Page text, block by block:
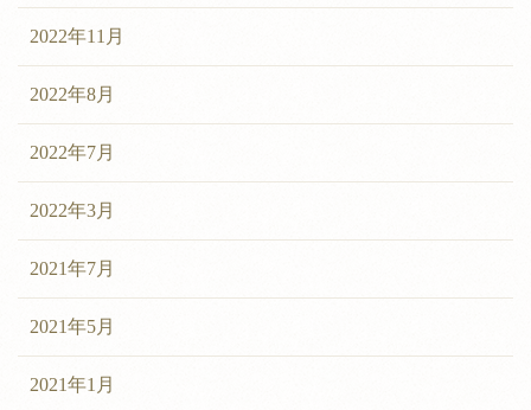
2022年11月
2022年8月
2022年7月
2022年3月
2021年7月
2021年5月
2021年1月